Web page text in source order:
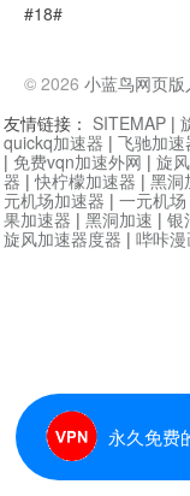
#18#
© 2026 小蓝鸟网页版
永久免费
友情链接： SITEMAP |
quickq加速器 | 飞驰加速
| 免费vqn加速外网 | 旋
器 |快柠檬加速器 | 黑洞
元机场加速器 | 一元机场
果加速器 | 黑洞加速 | 银
旋风加速器度器 | 哔咔